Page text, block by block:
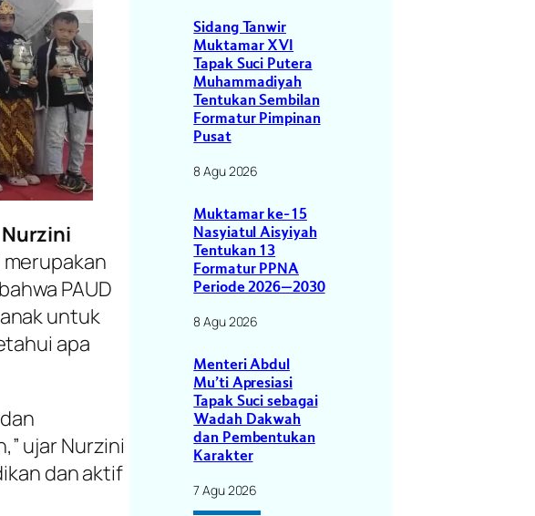
Nurzini
PAUD
untuk
apa
ujar Nurzini
dan aktif
Sidang Tanwir
Muktamar XVI
Tapak Suci Putera
Muhammadiyah
Tentukan Sembilan
Formatur Pimpinan
Pusat
8 Agu 2026
Muktamar ke-15
Nasyiatul Aisyiyah
Tentukan 13
Formatur PPNA
Periode 2026–2030
8 Agu 2026
Menteri Abdul
Mu’ti Apresiasi
Tapak Suci sebagai
Wadah Dakwah
dan Pembentukan
Karakter
7 Agu 2026